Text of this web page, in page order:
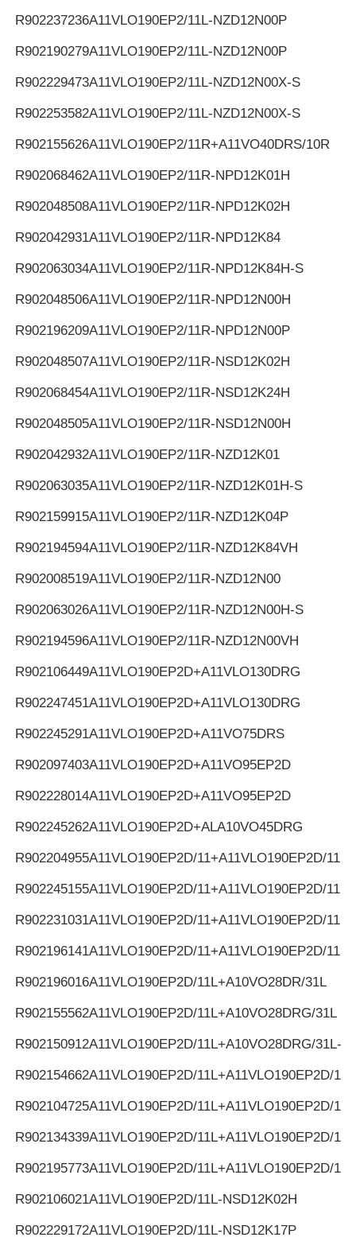
R902237236A11VLO190EP2/11L-NZD12N00P
R902190279A11VLO190EP2/11L-NZD12N00P
R902229473A11VLO190EP2/11L-NZD12N00X-S
R902253582A11VLO190EP2/11L-NZD12N00X-S
R902155626A11VLO190EP2/11R+A11VO40DRS/10R
R902068462A11VLO190EP2/11R-NPD12K01H
R902048508A11VLO190EP2/11R-NPD12K02H
R902042931A11VLO190EP2/11R-NPD12K84
R902063034A11VLO190EP2/11R-NPD12K84H-S
R902048506A11VLO190EP2/11R-NPD12N00H
R902196209A11VLO190EP2/11R-NPD12N00P
R902048507A11VLO190EP2/11R-NSD12K02H
R902068454A11VLO190EP2/11R-NSD12K24H
R902048505A11VLO190EP2/11R-NSD12N00H
R902042932A11VLO190EP2/11R-NZD12K01
R902063035A11VLO190EP2/11R-NZD12K01H-S
R902159915A11VLO190EP2/11R-NZD12K04P
R902194594A11VLO190EP2/11R-NZD12K84VH
R902008519A11VLO190EP2/11R-NZD12N00
R902063026A11VLO190EP2/11R-NZD12N00H-S
R902194596A11VLO190EP2/11R-NZD12N00VH
R902106449A11VLO190EP2D+A11VLO130DRG
R902247451A11VLO190EP2D+A11VLO130DRG
R902245291A11VLO190EP2D+A11VO75DRS
R902097403A11VLO190EP2D+A11VO95EP2D
R902228014A11VLO190EP2D+A11VO95EP2D
R902245262A11VLO190EP2D+ALA10VO45DRG
R902204955A11VLO190EP2D/11+A11VLO190EP2D/11
R902245155A11VLO190EP2D/11+A11VLO190EP2D/11
R902231031A11VLO190EP2D/11+A11VLO190EP2D/11
R902196141A11VLO190EP2D/11+A11VLO190EP2D/11
R902196016A11VLO190EP2D/11L+A10VO28DR/31L
R902155562A11VLO190EP2D/11L+A10VO28DRG/31L
R902150912A11VLO190EP2D/11L+A10VO28DRG/31L-K
R902154662A11VLO190EP2D/11L+A11VLO190EP2D/11L
R902104725A11VLO190EP2D/11L+A11VLO190EP2D/11L
R902134339A11VLO190EP2D/11L+A11VLO190EP2D/11L
R902195773A11VLO190EP2D/11L+A11VLO190EP2D/11L
R902106021A11VLO190EP2D/11L-NSD12K02H
R902229172A11VLO190EP2D/11L-NSD12K17P